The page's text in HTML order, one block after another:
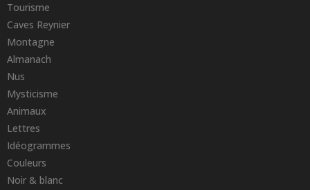
Tourisme
Caves Reynier
Montagne
Almanach
Nus
Mysticisme
Animaux
Lettres
Idéogrammes
Couleurs
Noir & blanc